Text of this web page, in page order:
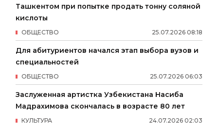
Ташкентом при попытке продать тонну соляной
кислоты
25.07.2026 08:18
ОБЩЕСТВО
Для абитуриентов начался этап выбора вузов и
специальностей
25.07.2026 06:03
ОБЩЕСТВО
Заслуженная артистка Узбекистана Насиба
Мадрахимова скончалась в возрасте 80 лет
24.07.2026 02:03
КУЛЬТУРА